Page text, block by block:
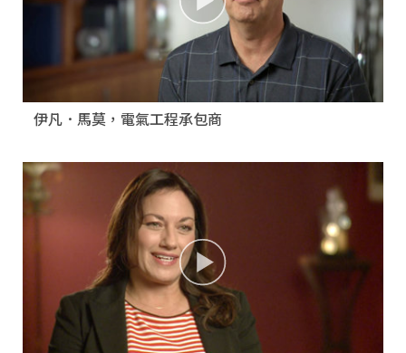
伊凡．馬莫，電氣工程承包商